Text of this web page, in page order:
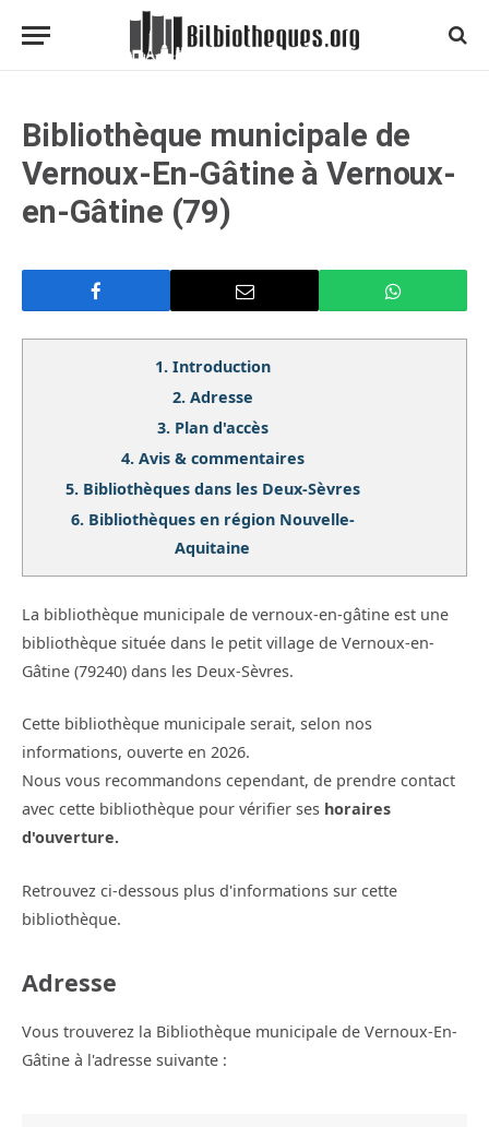
Bibliothèque municipale de
Vernoux-En-Gâtine à Vernoux-
en-Gâtine (79)
1. Introduction
2. Adresse
3. Plan d'accès
4. Avis & commentaires
5. Bibliothèques dans les Deux-Sèvres
6. Bibliothèques en région Nouvelle-
Aquitaine
La bibliothèque municipale de vernoux-en-gâtine est une
bibliothèque située dans le petit village de Vernoux-en-
Gâtine (79240) dans les Deux-Sèvres.
Cette bibliothèque municipale serait, selon nos
informations, ouverte en 2026.
Nous vous recommandons cependant, de prendre contact
avec cette bibliothèque pour vérifier ses horaires
d'ouverture.
Retrouvez ci-dessous plus d'informations sur cette
bibliothèque.
Adresse
Vous trouverez la Bibliothèque municipale de Vernoux-En-
Gâtine à l'adresse suivante :